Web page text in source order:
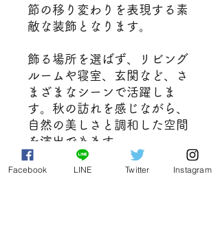
節の移り変わりを表現する素
敵な装飾となります。
飾る場所を選ばず、リビング
ルームや寝室、玄関など、さ
まざまなシーンで活躍しま
す。秋の訪れを感じながら、
自然の美しさと調和した空間
を演出できます
鋳造した樹脂製のベースに手
Facebook LINE Twitter Instagram